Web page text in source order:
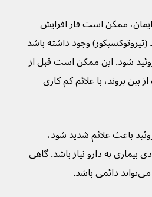
ممکن است فاز افزایش
(تیروتوکسیکوز) وجود داشته باشد
شود. این ممکن است قبل از
در ۱۲ تا ۱۸ ماه از بین بروند، با علائم کم کاری
باعث علائم شدید شود،
به دارو نیاز باشد. گاهی